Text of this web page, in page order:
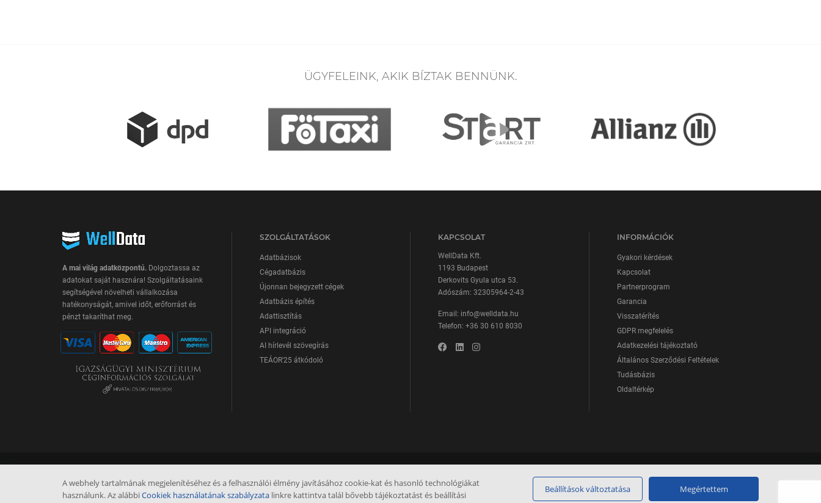
ÜGYFELEINK, AKIK BÍZTAK BENNÜNK.
A mai világ adatközpontú. Dolgoztassa az
adatokat saját hasznára! Szolgáltatásaink
segítségével növelheti vállalkozása
hatékonyságát, amivel időt, erőforrást és
pénzt takaríthat meg.
SZOLGÁLTATÁSOK
Adatbázisok
Cégadatbázis
Újonnan bejegyzett cégek
Adatbázis építés
Adattisztítás
API integráció
AI hírlevél szövegírás
TEÁOR'25 átkódoló
KAPCSOLAT
WellData Kft.
1193 Budapest
Derkovits Gyula utca 53.
Adószám: 32305964-2-43
Email: info@welldata.hu
Telefon: +36 30 610 8030
INFORMÁCIÓK
Gyakori kérdések
Kapcsolat
Partnerprogram
Garancia
Visszatérítés
GDPR megfelelés
Adatkezelési tájékoztató
Általános Szerződési Feltételek
Tudásbázis
Oldaltérkép
© 2026 WellData, Minden jog fenntartva.
A webhely tartalmának megjelenítéséhez és a felhasználói élmény javításához cookie-kat és hasonló technológiákat
használunk. Az alábbiCookiek használatának szabályzata linkre kattintva talál bővebb tájékoztatást és beállítási
Beállítások változtatása Megértettem